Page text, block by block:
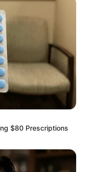
$80 Prescriptions